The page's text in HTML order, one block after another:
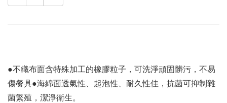
●不織布面含特殊加工的橡膠粒子，可洗淨頑固髒污，不易
傷餐具●海綿面透氣性、起泡性、耐久性佳，抗菌可抑制雜
菌繁殖，潔淨衛生。